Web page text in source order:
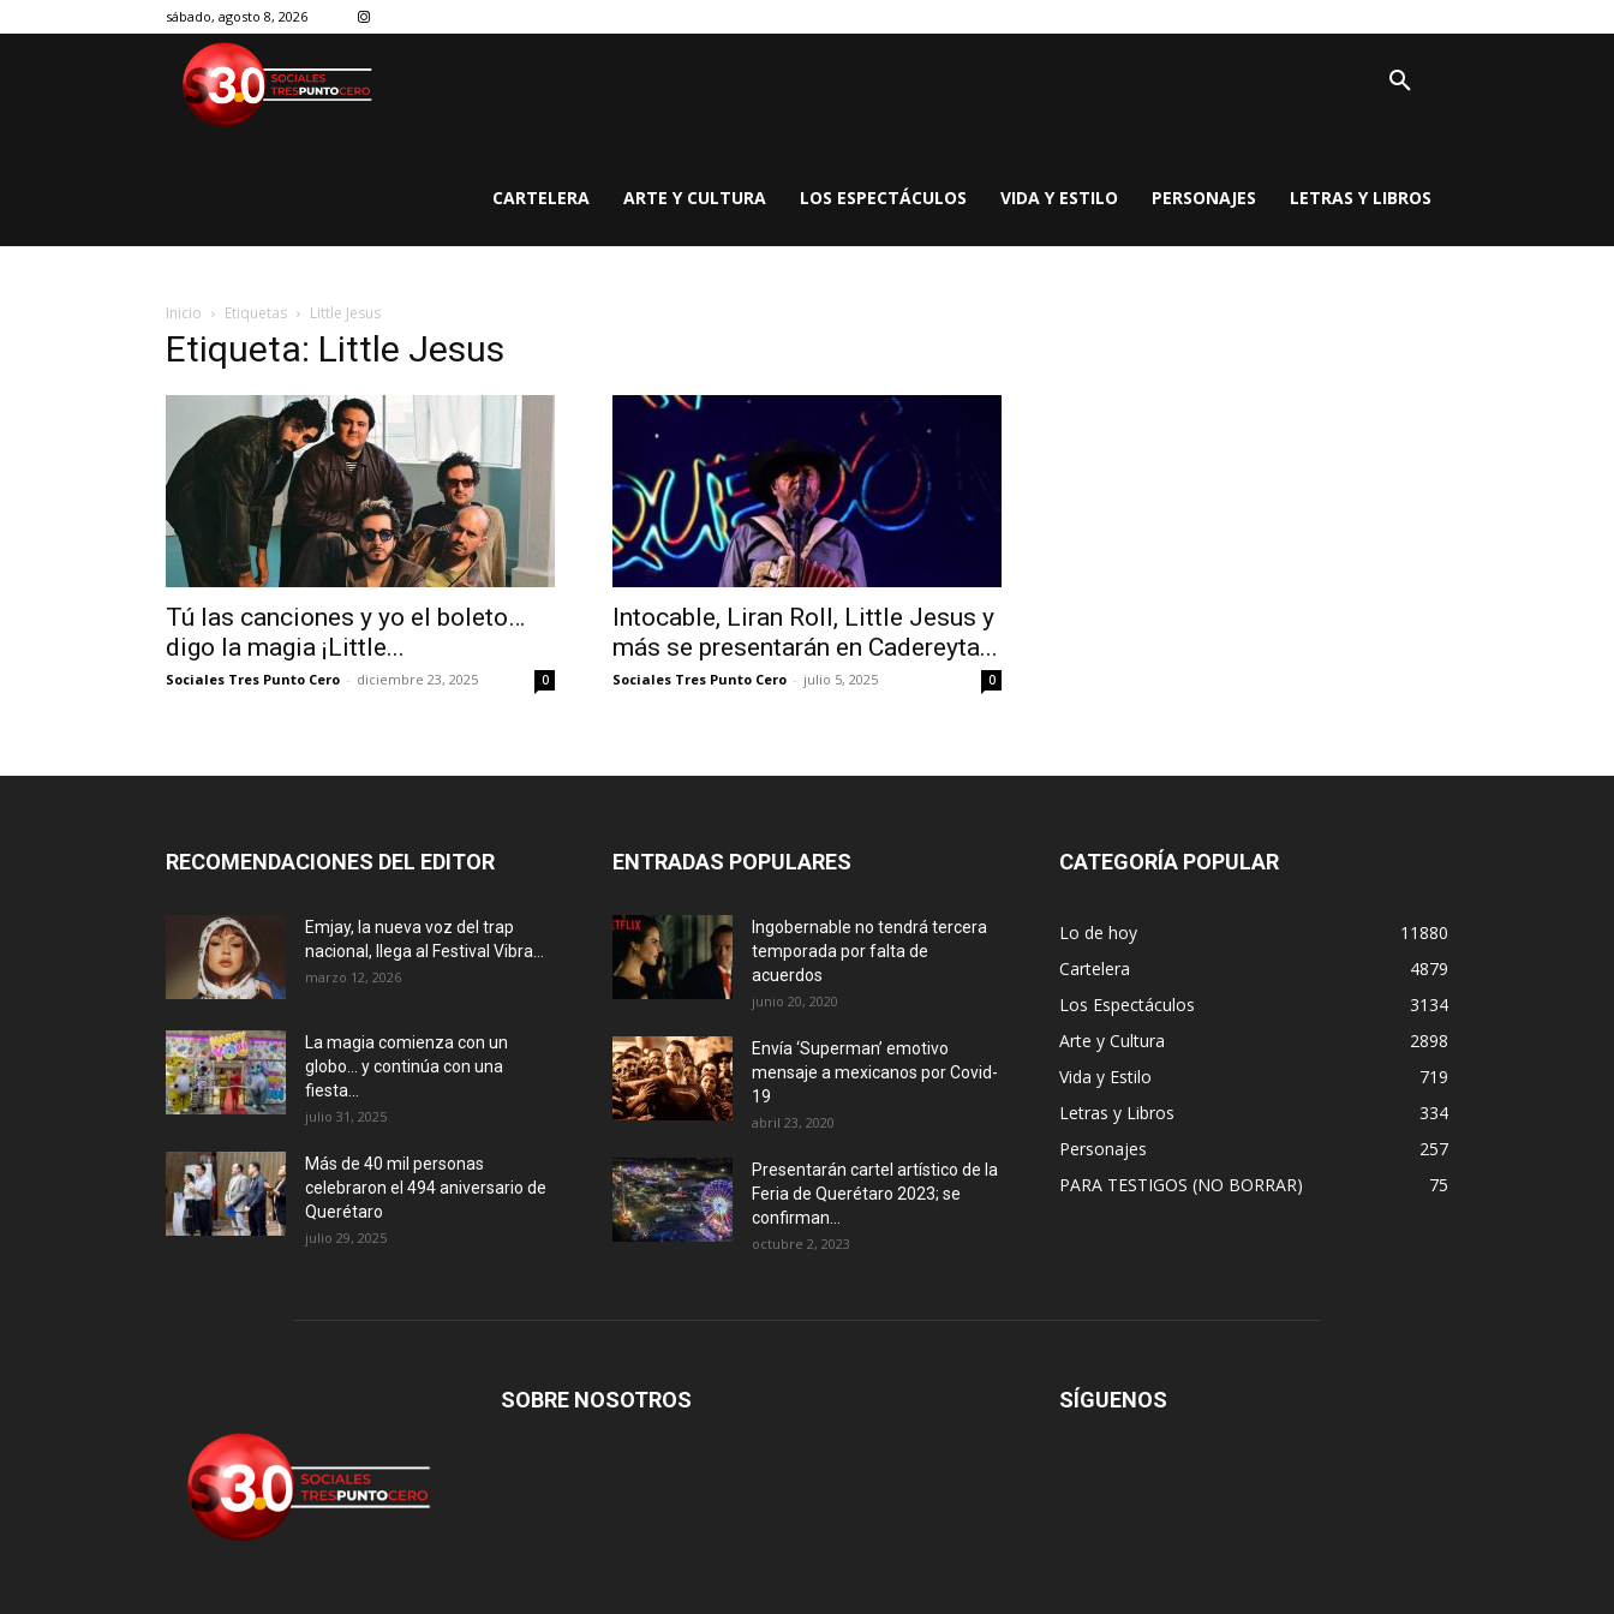
sábado, agosto 8, 2026
CARTELERA ARTE Y CULTURA LOS ESPECTÁCULOS VIDA Y ESTILO PERSONAJES LETRAS Y LIBROS
Inicio Etiquetas Little Jesus
Etiqueta: Little Jesus
Tú las canciones y yo el boleto…
digo la magia ¡Little...
Sociales Tres Punto Cero - diciembre 23, 2025 0
Intocable, Liran Roll, Little Jesus y
más se presentarán en Cadereyta...
Sociales Tres Punto Cero - julio 5, 2025 0
RECOMENDACIONES DEL EDITOR
Emjay, la nueva voz del trap
nacional, llega al Festival Vibra...
marzo 12, 2026
La magia comienza con un
globo… y continúa con una
fiesta...
julio 31, 2025
Más de 40 mil personas
celebraron el 494 aniversario de
Querétaro
julio 29, 2025
ENTRADAS POPULARES
Ingobernable no tendrá tercera
temporada por falta de
acuerdos
junio 20, 2020
Envía ‘Superman’ emotivo
mensaje a mexicanos por Covid-
19
abril 23, 2020
Presentarán cartel artístico de la
Feria de Querétaro 2023; se
confirman...
octubre 2, 2023
CATEGORÍA POPULAR
Lo de hoy
11880
Cartelera
4879
Los Espectáculos
3134
Arte y Cultura
2898
Vida y Estilo
719
Letras y Libros
334
Personajes
257
PARA TESTIGOS (NO BORRAR)
75
SOBRE NOSOTROS SÍGUENOS